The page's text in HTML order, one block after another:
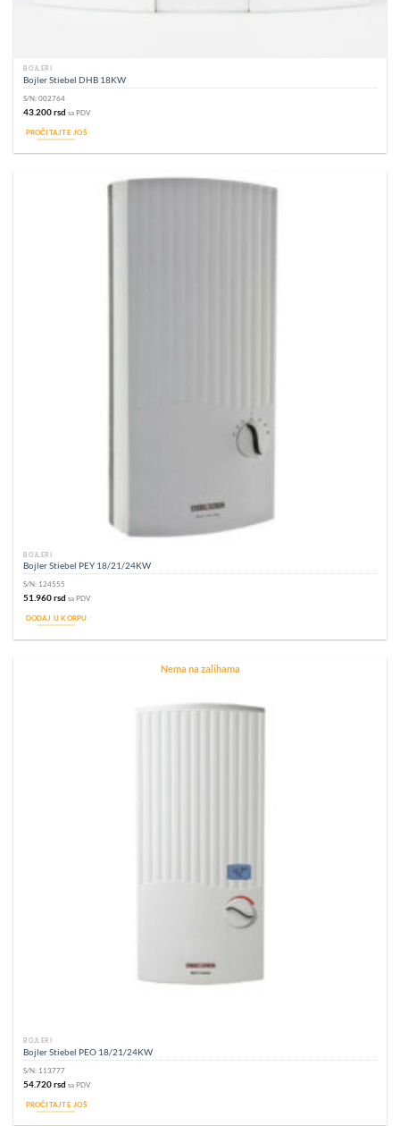
BOJLERI
Bojler Stiebel DHB 18KW
S/N:002764
43.200rsd sa PDV
PROČITAJTE JOŠ
BOJLERI
Bojler Stiebel PEY 18/21/24KW
S/N: 124555
51.960rsd sa PDV
DODAJ U KORPU
Nema na zalihama
BOJLERI
Bojler Stiebel PEO 18/21/24KW
S/N: 113777
54.720rsd sa PDV
PROČITAJTE JOŠ